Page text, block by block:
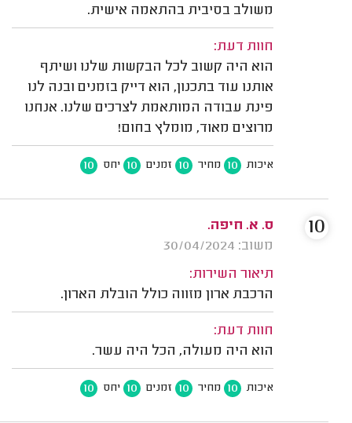
משולב בסיבית בהתאמה אישית.
חוות דעת:
הוא היה קשוב לכל הבקשות שלנו ושיתף
אותנו עוד בתכנון, הוא דייק בזמנים ובנה לנו
פינת עבודה המותאמת לצרכים שלנו. אנחנו
מרוצים מאוד, מומלץ בחום!
איכות 10 מחיר 10 זמנים 10 יחס 10
ס. א. חיפה.
משוב: 30/04/2024
תיאור השירות:
הרכבת ארון מזווה כולל הובלת הארון.
חוות דעת:
הוא היה מעולה, הכל היה עשר.
איכות 10 מחיר 10 זמנים 10 יחס 10
10